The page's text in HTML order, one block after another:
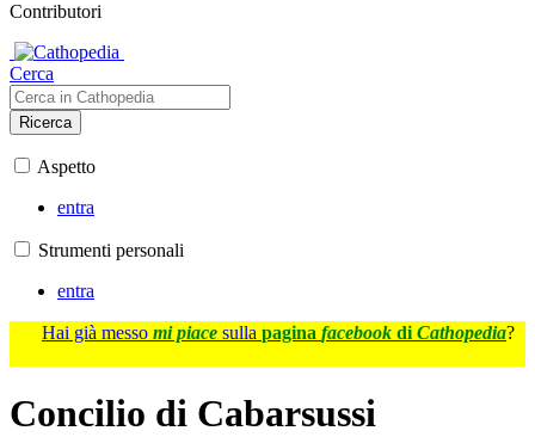
Contributori
Cerca
Ricerca
Aspetto
entra
Strumenti personali
entra
Hai già messo mi piace sulla pagina facebook di Cathopedia?
Concilio di Cabarsussi